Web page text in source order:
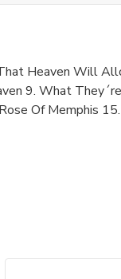
Heaven Will
9. What
Of Memphis